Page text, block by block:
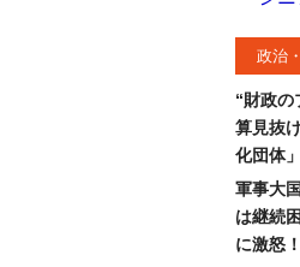
政治
“財政の
算見抜
化団体
軍事大
は継続
に激怒！